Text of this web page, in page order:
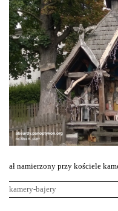
ał namierzony przy kościele
kamery-bajery